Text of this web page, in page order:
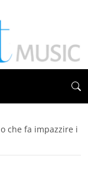
che fa impazzire i